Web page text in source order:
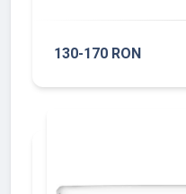
130-170 RON